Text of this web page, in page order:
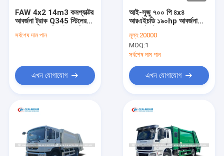
আমাদের সম্পর্কে
FAW 4x2 14m3 কমপ্যাক্টর
আবর্জনা ট্রাক Q345 স্টিলের
নিয়ন্ত্রণ সহ পিছনে লোডিং বর্জ্য
সর্বশেষ দাম পান
এখন যোগাযোগ
আই-সুজু ৭০০ পি ৪x৪
আরএইচডি ১৯০hp আবর্জনা
কম্প্যাক্টর ভলিউম
মূল্য:20000
MOQ:1
সর্বশেষ দাম পান
এখন যোগাযোগ